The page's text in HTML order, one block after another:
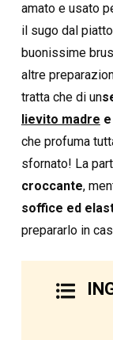
amato e usato
il sugo dal
buonissime
altre
tratta che di un
lievito madre
che profuma
sfornato! La
croccante,
soffice ed
prepararlo in